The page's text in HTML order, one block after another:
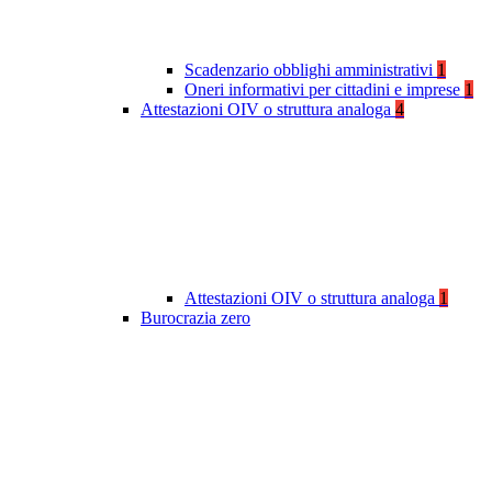
Scadenzario obblighi amministrativi 1
Oneri informativi per cittadini e imprese 1
Attestazioni OIV o struttura analoga 4
Attestazioni OIV o struttura analoga 1
Burocrazia zero